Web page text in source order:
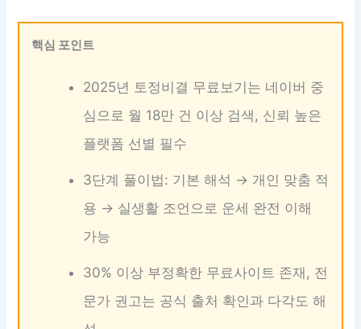
핵심 포인트
2025년 토정비결 무료보기는 네이버 중
심으로 월 18만 건 이상 검색, 신뢰 높은
플랫폼 선별 필수
3단계 풀이법: 기본 해석 → 개인 맞춤 적
용 → 실생활 조언으로 운세 완전 이해
가능
30% 이상 부정확한 무료사이트 존재, 전
문가 권고는 공식 출처 확인과 다각도 해